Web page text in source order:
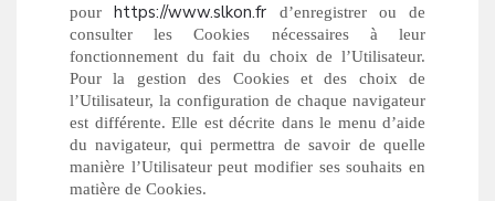
pour https://www.slkon.fr d’enregistrer ou de
consulter les Cookies nécessaires à leur
fonctionnement du fait du choix de l’Utilisateur.
Pour la gestion des Cookies et des choix de
l’Utilisateur, la configuration de chaque navigateur
est différente. Elle est décrite dans le menu d’aide
du navigateur, qui permettra de savoir de quelle
manière l’Utilisateur peut modifier ses souhaits en
matière de Cookies.